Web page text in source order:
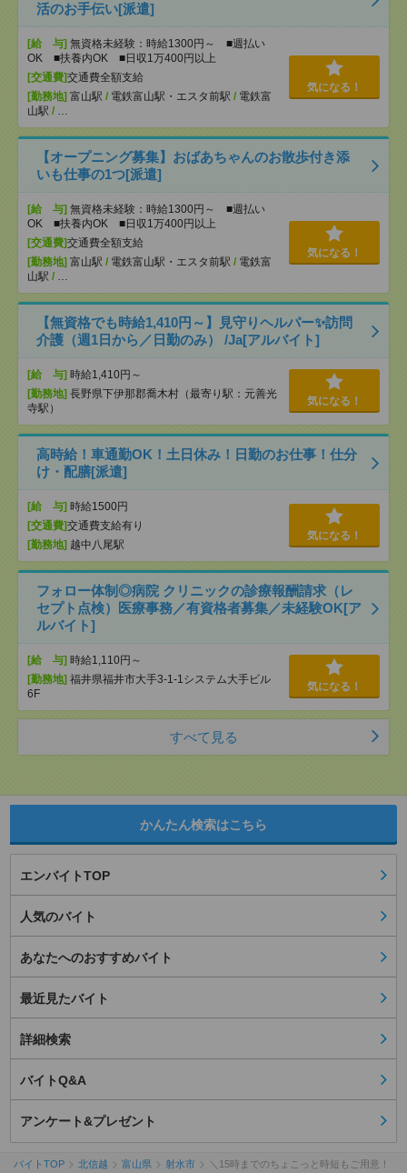
活のお手伝い[派遣]
[給 与] 無資格未経験：時給1300円～ ■週払い
OK ■扶養内OK ■日収1万400円以上
[交通費]交通費全額支給
[勤務地] 富山駅 / 電鉄富山駅・エスタ前駅 / 電鉄富
山駅 / …
気になる！
【オープニング募集】おばあちゃんのお散歩付き添
いも仕事の1つ[派遣]
[給 与] 無資格未経験：時給1300円～ ■週払い
OK ■扶養内OK ■日収1万400円以上
[交通費]交通費全額支給
[勤務地] 富山駅 / 電鉄富山駅・エスタ前駅 / 電鉄富
山駅 / …
気になる！
【無資格でも時給1,410円～】見守りヘルパー✨訪問
介護（週1日から／日勤のみ） /Ja[アルバイト]
[給 与] 時給1,410円～
[勤務地] 長野県下伊那郡喬木村（最寄り駅：元善光
寺駅）
気になる！
高時給！車通勤OK！土日休み！日勤のお仕事！仕分
け・配膳[派遣]
[給 与] 時給1500円
[交通費]交通費支給有り
[勤務地] 越中八尾駅
気になる！
フォロー体制◎病院 クリニックの診療報酬請求（レ
セプト点検）医療事務／有資格者募集／未経験OK[ア
ルバイト]
[給 与] 時給1,110円～
[勤務地] 福井県福井市大手3-1-1システム大手ビル
6F
気になる！
すべて見る
かんたん検索はこちら
エンバイトTOP
人気のバイト
あなたへのおすすめバイト
最近見たバイト
詳細検索
バイトQ&A
アンケート&プレゼント
バイトTOP 北信越 富山県 射水市 ＼15時までのちょこっと時短もご用意！